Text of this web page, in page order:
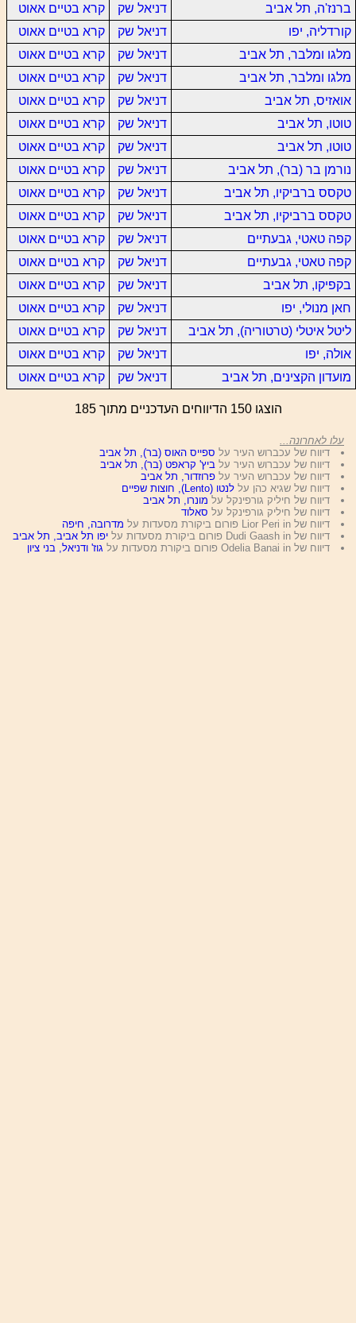
ברנז'ה, תל אביב
דניאל שק
קרא בטיים אאוט
קורדליה, יפו
דניאל שק
קרא בטיים אאוט
מלגו ומלבר, תל אביב
דניאל שק
קרא בטיים אאוט
מלגו ומלבר, תל אביב
דניאל שק
קרא בטיים אאוט
אואזיס, תל אביב
דניאל שק
קרא בטיים אאוט
טוטו, תל אביב
דניאל שק
קרא בטיים אאוט
טוטו, תל אביב
דניאל שק
קרא בטיים אאוט
נורמן בר (בר), תל אביב
דניאל שק
קרא בטיים אאוט
טקסס ברביקיו, תל אביב
דניאל שק
קרא בטיים אאוט
טקסס ברביקיו, תל אביב
דניאל שק
קרא בטיים אאוט
קפה טאטי, גבעתיים
דניאל שק
קרא בטיים אאוט
קפה טאטי, גבעתיים
דניאל שק
קרא בטיים אאוט
בקפיקו, תל אביב
דניאל שק
קרא בטיים אאוט
חאן מנולי, יפו
דניאל שק
קרא בטיים אאוט
ליטל איטלי (טרטוריה), תל אביב
דניאל שק
קרא בטיים אאוט
אולה, יפו
דניאל שק
קרא בטיים אאוט
מועדון הקצינים, תל אביב
דניאל שק קרא בטיים אאוט
הוצגו 150 הדיווחים העדכניים מתוך 185
עלו לאחרונה...
דיווח של עכברוש העיר על ספייס האוס (בר), תל אביב
דיווח של עכברוש העיר על ביץ' קראפט (בר), תל אביב
דיווח של עכברוש העיר עלפרוזדור, תל אביב
דיווח של שגיא כהן עללנטו (Lento), חוצות שפיים
דיווח של חיליק גורפינקל על מונרו, תל אביב
דיווח של חיליק גורפינקל על סאלוד
דיווח של Lior Peri in פורום ביקורת מסעדות על
מדרובה, חיפה
דיווח של Dudi Gaash in פורום ביקורת מסעדות על
יפו תל אביב, תל אביב
דיווח של Odelia Banai in פורום ביקורת מסעדות על
גוז' ודניאל, בני ציון